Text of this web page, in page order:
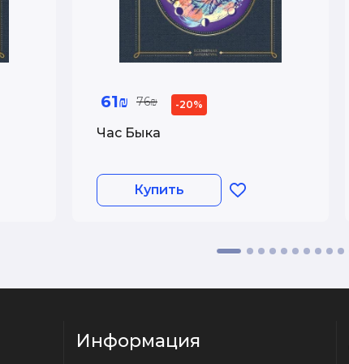
61₪ 76₪ -20%
Час Быка
Купить
Информация